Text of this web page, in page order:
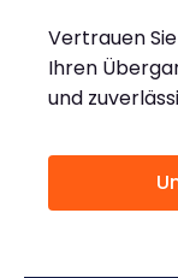
Vertrauen
Ihren
und